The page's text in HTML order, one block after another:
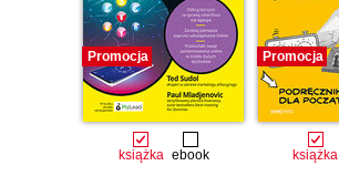
Promocja
książka ebook
Promocja
książka